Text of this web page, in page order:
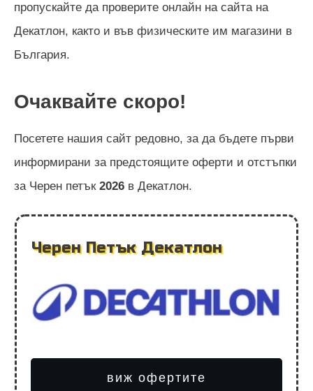
пропускайте да проверите онлайн на сайта на
Декатлон, както и във физическите им магазини в
България.
Очаквайте скоро!
Посетете нашия сайт редовно, за да бъдете първи
информирани за предстоящите оферти и отстъпки
за Черен петък 2026 в Декатлон.
Черен Петък Декатлон
виж офертите